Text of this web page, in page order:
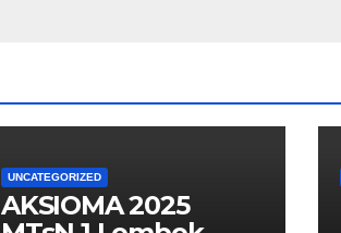
UNCATEGORIZED
AKSIOMA 2025